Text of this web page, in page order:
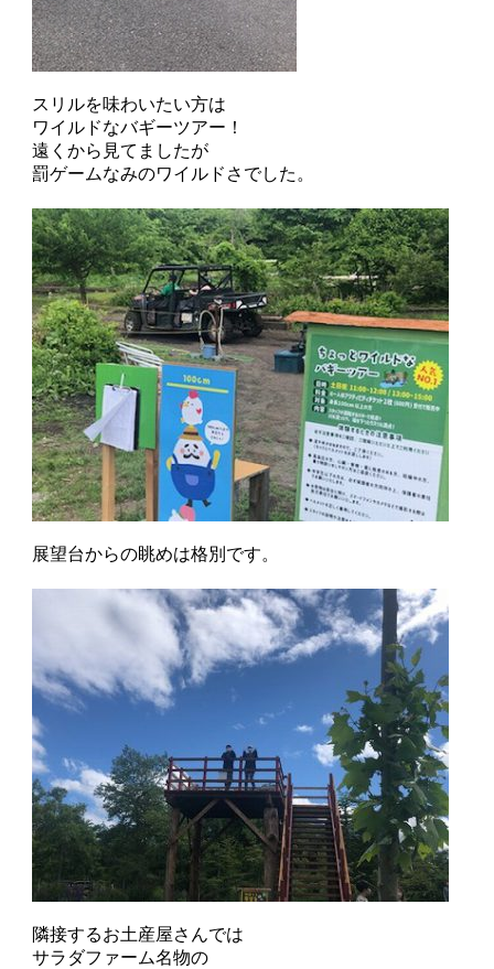
スリルを味わいたい方は
ワイルドなバギーツアー！
遠くから見てましたが
罰ゲームなみのワイルドさでした。
展望台からの眺めは格別です。
隣接するお土産屋さんでは
サラダファーム名物の